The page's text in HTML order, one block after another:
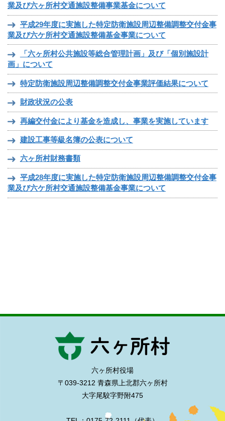
業及び六ヶ所村交通施設整備事業基金について
平成29年度に実施した特定防衛施設周辺整備調整交付金事
業及び六ケ所村交通施設整備基金事業について
「六ヶ所村公共施設等総合管理計画」及び「個別施設計
画」について
特定防衛施設周辺整備調整交付金事業評価結果について
財政状況の公表
再編交付金により基金を造成し、事業を実施しています
建設工事等級名簿の公表について
六ヶ所村財務書類
平成28年度に実施した特定防衛施設周辺整備調整交付金事
業及び六ケ所村交通施設整備基金事業について
六ヶ所村役場
〒039-3212 青森県上北郡六ヶ所村
大字尾駮字野附475